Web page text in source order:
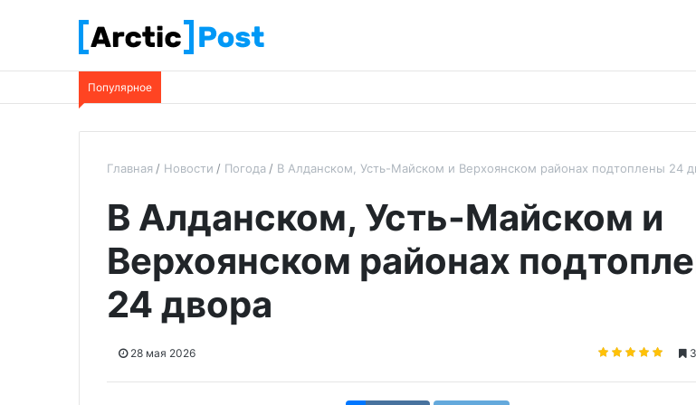
Популярное
Главная Новости Погода В Алданском, Усть-Майском и Верхоянском районах подтоплены 24
В Алданском, Усть-Майском и
Верхоянском районах
24 двора
28 мая 2026